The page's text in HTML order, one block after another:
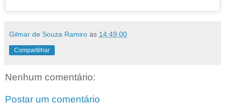
Gilmar de Souza Ramiro às 14:49:00
Compartilhar
Nenhum comentário:
Postar um comentário